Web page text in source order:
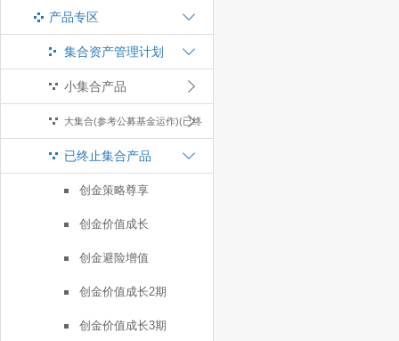
产品专区
集合资产管理计划
小集合产品
大集合(参考公募基金运作)(已终
止)
已终止集合产品
创金策略尊享
创金价值成长
创金避险增值
创金价值成长2期
创金价值成长3期